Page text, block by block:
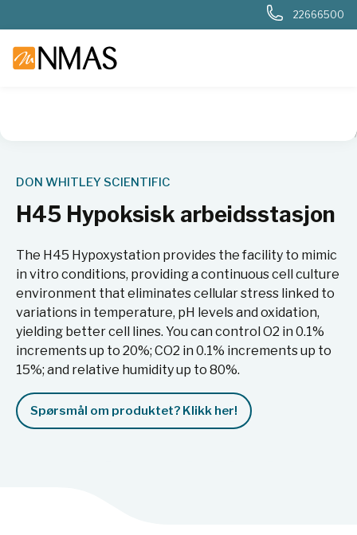
22666500
DON WHITLEY SCIENTIFIC
H45 Hypoksisk arbeidsstasjon
The H45 Hypoxystation provides the facility to mimic
in vitro conditions, providing a continuous cell culture
environment that eliminates cellular stress linked to
variations in temperature, pH levels and oxidation,
yielding better cell lines. You can control O2 in 0.1%
increments up to 20%; CO2 in 0.1% increments up to
15%; and relative humidity up to 80%.
Spørsmål om produktet? Klikk her!